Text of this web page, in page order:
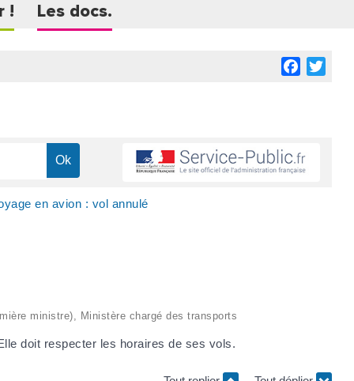
! Les docs.
Facebook
en avion : vol annulé
ministre), Ministère chargé des transports
doit respecter les horaires de ses vols.